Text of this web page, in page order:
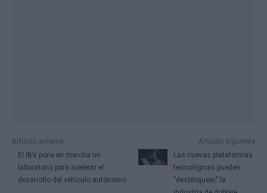
Artículo anterior
El IBV pone en marcha un
laboratorio para acelerar el
desarrollo del vehículo autónomo
Artículo siguiente
Las nuevas plataformas
tecnológicas pueden
"desbloquear" la